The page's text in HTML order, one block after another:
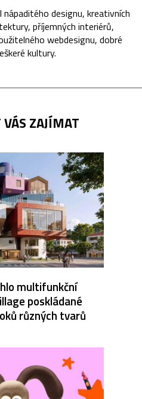
designu, kreativních
příjemných interiérů,
webdesignu, dobré
kultury.
ZAJÍMAT
multifunkční
poskládané
různých tvarů